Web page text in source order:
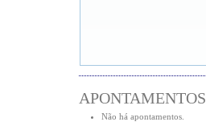
APONTAMENTOS
Não há apontamentos.